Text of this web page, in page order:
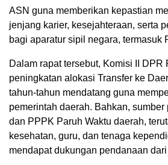
ASN guna memberikan kepastian
jenjang karier, kesejahteraan, serta
bagi aparatur sipil negara, termasuk
Dalam rapat tersebut, Komisi II DPR
peningkatan alokasi Transfer ke
tahun-tahun mendatang guna
pemerintah daerah. Bahkan,
dan PPPK Paruh Waktu daerah,
kesehatan, guru, dan tenaga
mendapat dukungan pendanaan